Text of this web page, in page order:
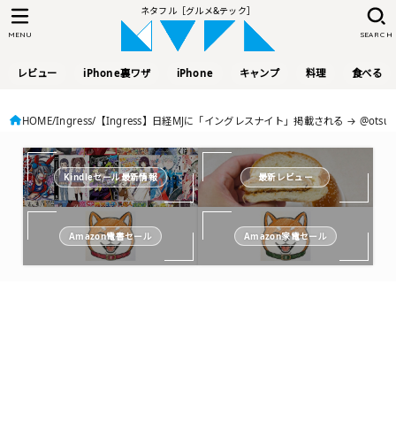
ネタフル［グルメ&テック］
レビュー iPhone裏ワザ iPhone キャンプ 料理 食べる
SEARCH
MENU
HOME Ingress 【Ingress】日経MJに「イングレスナイト」掲載される →
Kindleセール最新情報 最新レビュー
Amazon電書セール Amazon家電セール